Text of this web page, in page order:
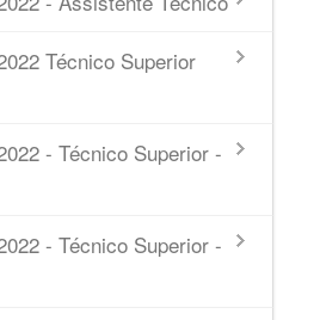
Técnico Superior
- Técnico Superior -
- Técnico Superior -